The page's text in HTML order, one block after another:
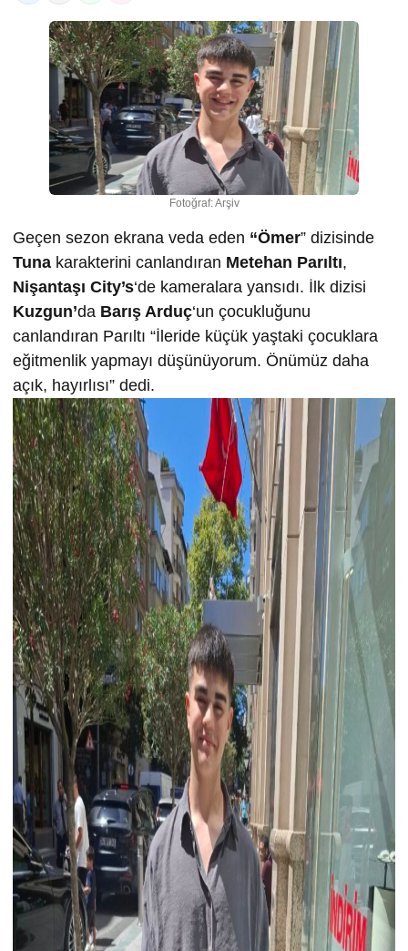
Fotoğraf: Arşiv
Geçen sezon ekrana veda eden “Ömer” dizisinde
Tuna karakterini canlandıran Metehan Parıltı,
Nişantaşı City’s‘de kameralara yansıdı. İlk dizisi
Kuzgun’da Barış Arduç‘un çocukluğunu
canlandıran Parıltı “İleride küçük yaştaki çocuklara
eğitmenlik yapmayı düşünüyorum. Önümüz daha
açık, hayırlısı” dedi.